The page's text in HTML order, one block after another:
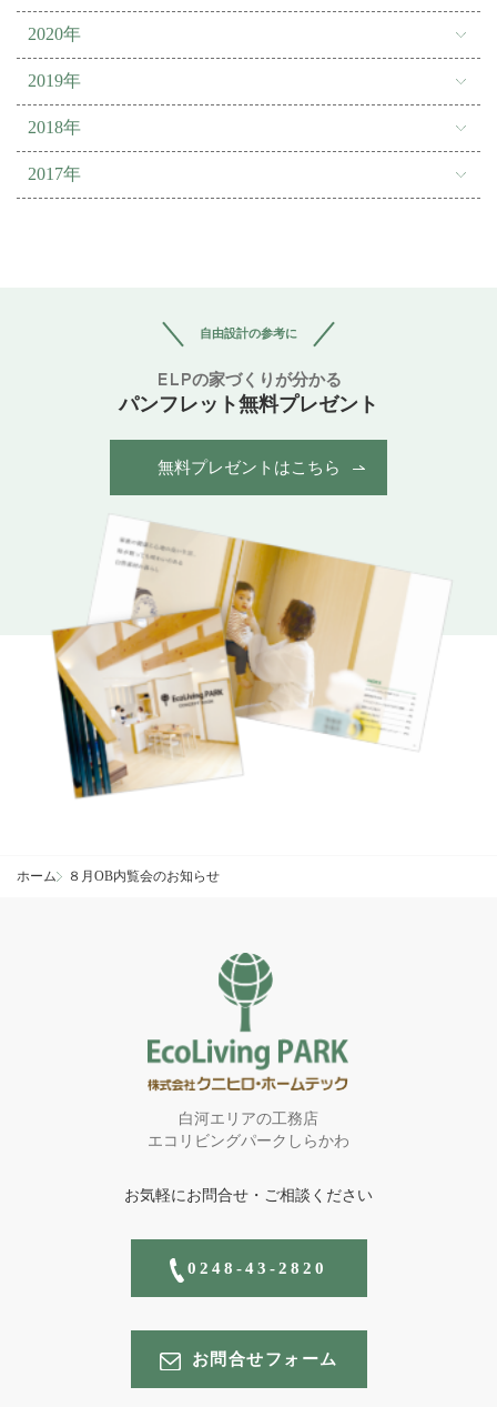
2020年
2019年
2018年
2017年
自由設計の参考に
ELPの家づくりが分かる
パンフレット無料プレゼント
無料プレゼントはこちら
ホーム ８月OB内覧会のお知らせ
白河エリアの工務店
エコリビングパークしらかわ
お気軽にお問合せ・ご相談ください
0248-43-2820
お問合せフォーム